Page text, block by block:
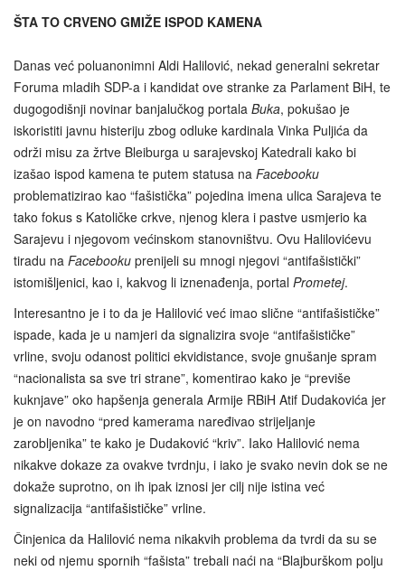
ŠTA TO CRVENO GMIŽE ISPOD KAMENA
Danas već poluanonimni Aldi Halilović, nekad generalni sekretar
Foruma mladih SDP-a i kandidat ove stranke za Parlament BiH, te
dugogodišnji novinar banjalučkog portala Buka, pokušao je
iskoristiti javnu histeriju zbog odluke kardinala Vinka Puljića da
održi misu za žrtve Bleiburga u sarajevskoj Katedrali kako bi
izašao ispod kamena te putem statusa na Facebooku
problematizirao kao “fašistička” pojedina imena ulica Sarajeva te
tako fokus s Katoličke crkve, njenog klera i pastve usmjerio ka
Sarajevu i njegovom većinskom stanovništvu. Ovu Halilovićevu
tiradu na Facebooku prenijeli su mnogi njegovi “antifašistički”
istomišljenici, kao i, kakvog li iznenađenja, portal Prometej.
Interesantno je i to da je Halilović već imao slične “antifašističke”
ispade, kada je u namjeri da signalizira svoje “antifašističke”
vrline, svoju odanost politici ekvidistance, svoje gnušanje spram
“nacionalista sa sve tri strane”, komentirao kako je “previše
kuknjave” oko hapšenja generala Armije RBiH Atif Dudakovića jer
je on navodno “pred kamerama naređivao strijeljanje
zarobljenika” te kako je Dudaković “kriv”. Iako Halilović nema
nikakve dokaze za ovakve tvrdnju, i iako je svako nevin dok se ne
dokaže suprotno, on ih ipak iznosi jer cilj nije istina već
signalizacija “antifašističke” vrline.
Činjenica da Halilović nema nikakvih problema da tvrdi da su se
neki od njemu spornih “fašista” trebali naći na “Blajburškom polju